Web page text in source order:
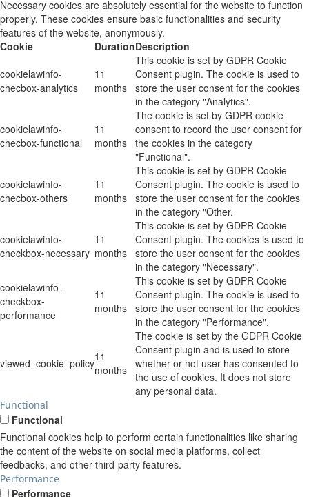
Necessary cookies are absolutely essential for the website to function
properly. These cookies ensure basic functionalities and security
features of the website, anonymously.
Cookie
DurationDescription
cookielawinfo-
checbox-analytics
11
months
This cookie is set by GDPR Cookie
Consent plugin. The cookie is used to
store the user consent for the cookies
in the category "Analytics".
cookielawinfo-
checbox-functional
11
months
The cookie is set by GDPR cookie
consent to record the user consent for
the cookies in the category
"Functional".
cookielawinfo-
checbox-others
11
months
This cookie is set by GDPR Cookie
Consent plugin. The cookie is used to
store the user consent for the cookies
in the category "Other.
cookielawinfo-
checkbox-necessary
11
months
This cookie is set by GDPR Cookie
Consent plugin. The cookies is used to
store the user consent for the cookies
in the category "Necessary".
cookielawinfo-
checkbox-
performance
11
months
This cookie is set by GDPR Cookie
Consent plugin. The cookie is used to
store the user consent for the cookies
in the category "Performance".
viewed_cookie_policy11
months
The cookie is set by the GDPR Cookie
Consent plugin and is used to store
whether or not user has consented to
the use of cookies. It does not store
any personal data.
Functional
Functional
Functional cookies help to perform certain functionalities like sharing
the content of the website on social media platforms, collect
feedbacks, and other third-party features.
Performance
Performance